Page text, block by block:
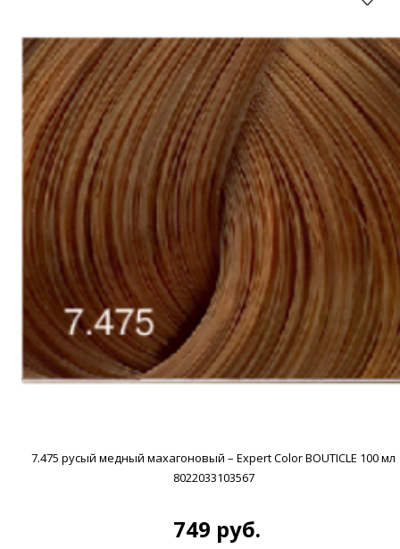
7.475 русый медный махагоновый – Expert Color BOUTICLE 100 мл
8022033103567
749 руб.